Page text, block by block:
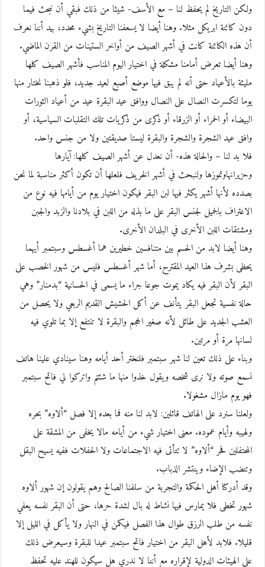
ولكن التاريخ لم يحفظ لنا – مع الأسف- شيئا من ذلك فبقي أن نبحث فيما
دون كائنة ابريكل مثلا. وهنا أيضا لا يسعفنا التاريخ بشيء محدد، بيد أننا نعرف
أن هذه الكائنة كانت في أشهر الصيف من أواخر الستينات من القرن الماضي.
وهنا أيضا تعرض أمامنا مشكلة في اختيار اليوم المناسب فأشهر الصيف كلها
مليئة بالأعياد حتى أنه لم يبق فيها موضع أصبع لعيد جديد، فلو ذهبنا نختار منها
يوما لتكسرت النصال على النصال ووافق عيد البقرة عيد من أعياد الثورات
البيضاء أو الحمراء أو الزرقاء أو ذكرى من ذكريات تلك التقلبات السياسية، أو
وافق عيد الشجرة والشجرة والبقرة ليستا صديقتين ولا من جنس واحد.
فلا بد لنا – والحالة هذه- أن نعدل عن أشهر الصيف كلها: آيارها
وحزيرانهاوتموزها ولنبحث في أشهر الخريف فلعلها أن تكون أكثر مناسبة لما نحن
بصدده لأنها أشهر يكثر فيها لبن البقر فيكون اختيار يوم من أيامها فيه نوع من
الاعتراف بالجميل لجنس البقر على ما بذله من اللبن في بلادنا والزبد والجبن
ومشتقات اللبن الأخرى في البلدان الأخرى.
وهنا أيضا لابد من الحسم بين متنافسين خطيرين هما أغسطس وسبتمبر أيهما
يحظى بشرف هذا العيد المقترح، أما شهر أغسطس فليس من شهور الخصب على
البقر لأن البقر فيه يكاد يموت جوعا جراء ما يسمى في الحسانية “بدمنار” وهي
حالة نفسية تجعل البقر يتأنف عن أكل الحشيش القديم الربعي ولا يحصل من
العشب الجديد على طائل لأنه صغير الحجم والبقرة لا تنتفع إلا بما تلوي فيه
لسانها مرة أو مرتين.
وبناء على ذلك تعين لنا شهر سبتمبر فلنختر أحد أيامه وهنا سينادي علينا هاتف
نسمع صوته ولا نرى شخصه ويقول خذوا منها ما شئتم واتركوا لي فاتح سبتمبر
فهو يوم مازال مشغولا.
ولعلنا سنرد على الهاتف قائلين: لابد لنا منه فما بعده إلا فصل “ألاوه” بحره
ولهيبه وأيام عموده. معنى اختيار شيء من أيامه مالا يخفى من المشقة على
المحتفلين فحر “ألاوه” لا تتأتى فيه الاجتماعات ولا الحفلات ففيه يسيح البقل
وتنضب الإضاء وينتشر الذباب.
وقد أدركنا أهل الحكمة والتجربة من سلفنا الصالح وهم يقولون إن شهور ألاوه
شهور تخطى فلا يمارس فيها نشاط له بال لشدة حرها، حتى أن البقر نفسه يعفي
نفسه من طلب الرزق طوال هذا الفصل فيكمن في النهار ولا يأكل في الليل إلا
قليلا. فلابد لأهل البقر من اختيار فاتح سبتمبر عيدا للبقرة وسيعرض ذلك
على الهيئات الدولية لإقراره مع أننا لا ندري هل سيكون للهند عليه تحفظ